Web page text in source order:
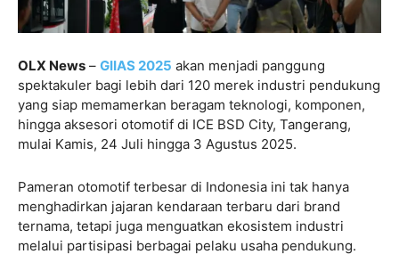
OLX News – GIIAS 2025 akan menjadi panggung
spektakuler bagi lebih dari 120 merek industri pendukung
yang siap memamerkan beragam teknologi, komponen,
hingga aksesori otomotif di ICE BSD City, Tangerang,
mulai Kamis, 24 Juli hingga 3 Agustus 2025.
Pameran otomotif terbesar di Indonesia ini tak hanya
menghadirkan jajaran kendaraan terbaru dari brand
ternama, tetapi juga menguatkan ekosistem industri
melalui partisipasi berbagai pelaku usaha pendukung.